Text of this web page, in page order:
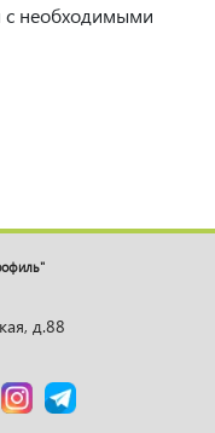
с необходимыми
д.88